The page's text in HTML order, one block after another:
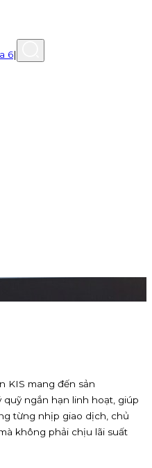
6|
KIS mang đến sản
quỹ ngắn hạn linh hoạt, giúp
từng nhịp giao dịch, chủ
không phải chịu lãi suất